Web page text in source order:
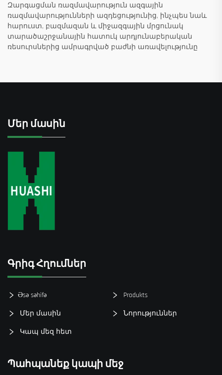
Զարգացման ռազմավարություն ազգային
ռազմավարությունների ազդեցությունից, ինչպես նաև
հարուստ, բազմազան և միջազգային մրցունակ
տարածաշրջանային հատուկ արդյունաբերական
ռեսուրսներից ամրագրված բաժնի առավելությունը
Մեր մասին
Գրիգ Հղումներ
Əsə səhifə Produkts
Մեր մասին Նորություններ
Կապ մեզ հետ
Պահպանեք կապի մեջ